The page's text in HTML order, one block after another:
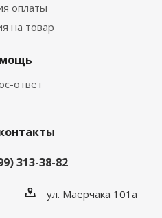
оплаты
на товар
ответ
313-38-82
ул. Маерчака 101а